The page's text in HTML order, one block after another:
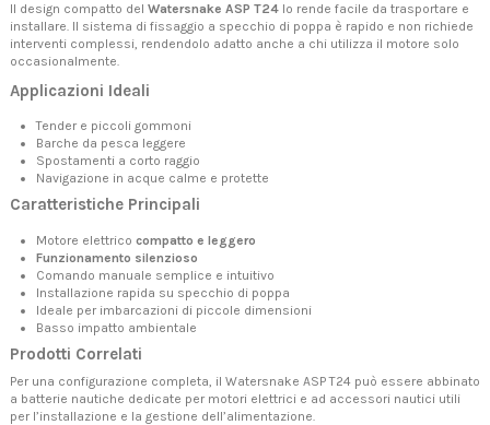
Il design compatto del Watersnake ASP T24 lo rende facile da trasportare e
installare. Il sistema di fissaggio a specchio di poppa è rapido e non richiede
interventi complessi, rendendolo adatto anche a chi utilizza il motore solo
occasionalmente.
Applicazioni Ideali
Tender e piccoli gommoni
Barche da pesca leggere
Spostamenti a corto raggio
Navigazione in acque calme e protette
Caratteristiche Principali
Motore elettrico compatto e leggero
Funzionamento silenzioso
Comando manuale semplice e intuitivo
Installazione rapida su specchio di poppa
Ideale per imbarcazioni di piccole dimensioni
Basso impatto ambientale
Prodotti Correlati
Per una configurazione completa, il Watersnake ASP T24 può essere abbinato
a batterie nautiche dedicate per motori elettrici e ad accessori nautici utili
per l’installazione e la gestione dell’alimentazione.